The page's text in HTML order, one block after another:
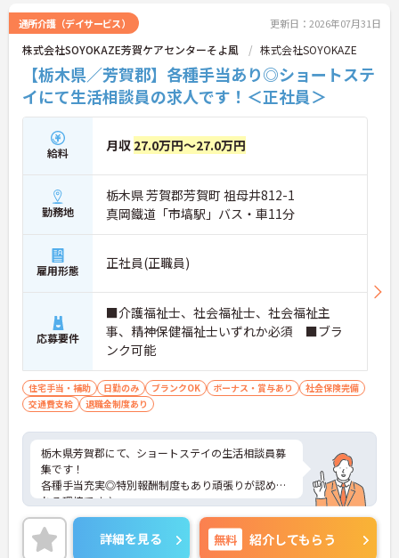
通所介護（デイサービス） 更新日：2026年07月31日
株式会社SOYOKAZE芳賀ケアセンターそよ風 株式会社SOYOKAZE
【栃木県／芳賀郡】各種手当あり◎ショートステ
イにて生活相談員の求人です！＜正社員＞
給料 月収 27.0万円～27.0万円
勤務地
栃木県 芳賀郡芳賀町 祖母井812-1
真岡鐵道「市塙駅」バス・車11分
雇用形態 正社員(正職員)
応募要件
■介護福祉士、社会福祉士、社会福祉主
事、精神保健福祉士いずれか必須 ■ブラ
ンク可能
住宅手当・補助 日勤のみ ブランクOK ボーナス・賞与あり
社会保険完備
交通費支給
退職金制度あり
栃木県芳賀郡にて、ショートステイの生活相談員募
集です！
各種手当充実◎特別報酬制度もあり頑張りが認めら
れる環境です♪
ご興味のある方には、面接対策ポイントなどさらに
詳細をお話いたしますので、お気軽にご相談くださ
い。
詳細を見る 無料 紹介してもらう